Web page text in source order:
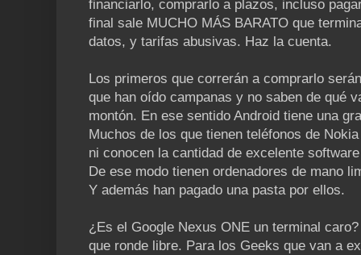
financiarlo, comprarlo a plazos, incluso
final sale MUCHO MÁS BARATO que
datos, y tarifas abusivas. Haz la cuenta.
Los primeros que correrán a comprarlo
que han oído campanas y no saben de qué
montón. En ese sentido Android tiene una
Muchos de los que tienen teléfonos de
ni conocen la cantidad de excelente
De ese modo tienen ordenadores de mano
Y además han pagado una pasta por ellos.
¿Es el Google Nexus ONE un terminal
que ronde libre. Para los Geeks que van a